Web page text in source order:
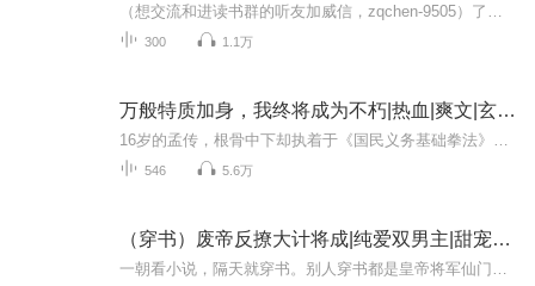
300 1.1万
万般特质加身，我终将成为不朽|热血|爽文|玄幻|高武世界|玄幻
546 5.6万
（穿书）废帝反撩大计将成|纯爱双男主|甜宠爽文|多播穿越|VIP免费